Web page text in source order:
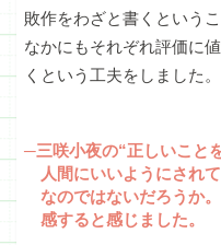
敗作をわざと書くという
なかにもそれぞれ評価に
くという工夫をしました。
─三咲小夜の“正しいこと
人間にいいようにされ
なのではないだろうか
感すると感じました。